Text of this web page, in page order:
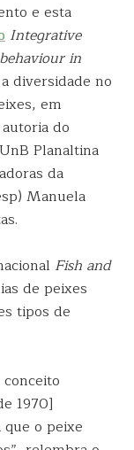
e esta
Integrative
in
diversidade no
em
do
Planaltina
da
Manuela
Fish and
de peixes
tipos de
1970]
o peixe